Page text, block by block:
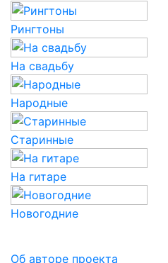
Рингтоны
На свадьбу
Народные
Старинные
На гитаре
Новогодние
Об авторе проекта